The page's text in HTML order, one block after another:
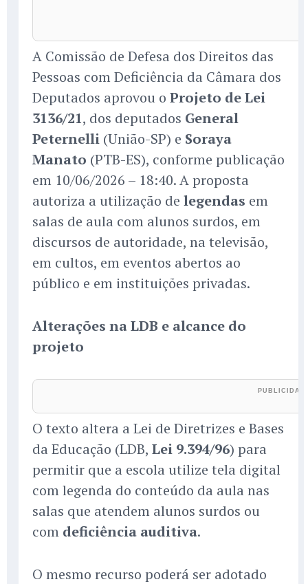
A Comissão de Defesa dos Direitos das
Pessoas com Deficiência da Câmara dos
Deputados aprovou o Projeto de Lei
3136/21, dos deputados General
Peternelli (União-SP) e Soraya
Manato (PTB-ES), conforme publicação
em 10/06/2026 – 18:40. A proposta
autoriza a utilização de legendas em
salas de aula com alunos surdos, em
discursos de autoridade, na televisão,
em cultos, em eventos abertos ao
público e em instituições privadas.
Alterações na LDB e alcance do
projeto
O texto altera a Lei de Diretrizes e Bases
da Educação (LDB, Lei 9.394/96) para
permitir que a escola utilize tela digital
com legenda do conteúdo da aula nas
salas que atendem alunos surdos ou
com deficiência auditiva.
O mesmo recurso poderá ser adotado